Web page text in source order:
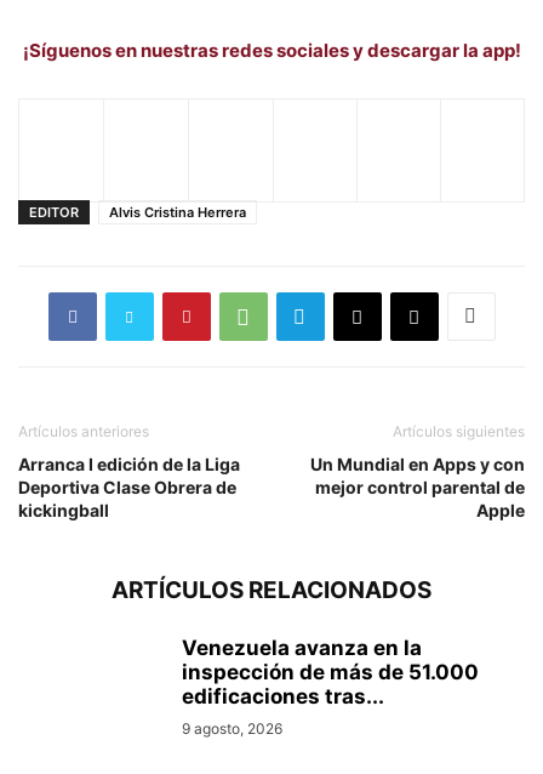
¡Síguenos en nuestras redes sociales y descargar la app!
EDITOR Alvis Cristina Herrera
Artículos anteriores
Arranca I edición de la Liga
Deportiva Clase Obrera de
kickingball
Artículos siguientes
Un Mundial en Apps y con
mejor control parental de
Apple
ARTÍCULOS RELACIONADOS
Venezuela avanza en la
inspección de más de 51.000
edificaciones tras...
9 agosto, 2026